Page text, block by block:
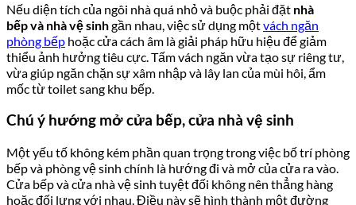
Nếu diện tích của ngôi nhà quá nhỏ và buộc phải đặt nhà
bếpvà nhà vệ sinhgần nhau, việc sử dụng mộtvách ngăn
phòng bếp hoặc cửa cách âm là giải pháp hữu hiệu để giảm
thiểu ảnh hưởng tiêu cực. Tấm vách ngăn vừa tạo sự riêng tư,
vừa giúp ngăn chặn sự xâm nhập và lây lan của mùi hôi, ẩm
mốc từ toilet sang khu bếp.
Chú ý hướng mở cửa bếp, cửa nhà vệ sinh
Một yếu tố không kém phần quan trọng trong việc bố trí phòng
bếp và phòng vệ sinh chính là hướng đi và mở của cửa ra vào.
Cửa bếp và cửa nhà vệ sinh tuyệt đối không nên thẳng hàng
hoặc đối lưng với nhau. Điều này sẽ hình thành một đường